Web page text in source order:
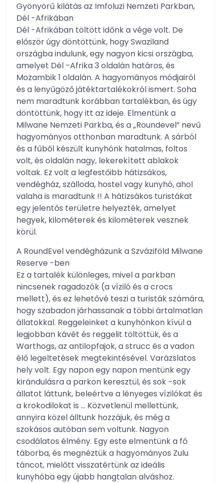
Gyönyörű kilátás az Imfoluzi Nemzeti Parkban,
Dél -Afrikában
Dél -Afrikában töltött időnk a vége volt. De
először úgy döntöttünk, hogy Swaziland
országba indulunk, egy nagyon kicsi országba,
amelyet Dél -Afrika 3 oldalán határos, és
Mozambik 1 oldalán. A hagyományos módjairól
és a lenyűgöző játéktartalékokról ismert. Soha
nem maradtunk korábban tartalékban, és úgy
döntöttünk, hogy itt az ideje. Elmentünk a
Milwane Nemzeti Parkba, és a „Roundevel” nevű
hagyományos otthonban maradtunk. A sárból
és a fűből készült kunyhónk hatalmas, foltos
volt, és oldalán nagy, lekerekített ablakok
voltak. Ez volt a legfestőibb hátizsákos,
vendégház, szálloda, hostel vagy kunyhó, ahol
valaha is maradtunk !! A hátizsákos turistákat
egy jelentős területre helyezték, amelyet
hegyek, kilométerek és kilométerek vesznek
körül.
A RoundEvel vendégházunk a Szváziföld Milwane
Reserve -ben
Ez a tartalék különleges, mivel a parkban
nincsenek ragadozók (a víziló és a crocs
mellett), és ez lehetővé teszi a turisták számára,
hogy szabadon járhassanak a többi ártalmatlan
állatokkal. Reggeleinket a kunyhónkon kívül a
legjobban kávét és reggelit töltöttük, és a
Warthogs, az antilopfajok, a strucc és a vadon
élő legeltetések megtekintésével. Varázslatos
hely volt. Egy napon egy napon mentünk egy
kirándulásra a parkon keresztül, és sok -sok
állatot láttunk, beleértve a lényeges vízilókat és
a krokodilokat is … Közvetlenül mellettünk,
annyira közel álltunk hozzájuk, és még a
szokásos autóban sem voltunk. Nagyon
csodálatos élmény. Egy este elmentünk a fő
táborba, és megnéztük a hagyományos Zulu
táncot, mielőtt visszatértünk az ideális
kunyhóba egy újabb hangtalan alváshoz.